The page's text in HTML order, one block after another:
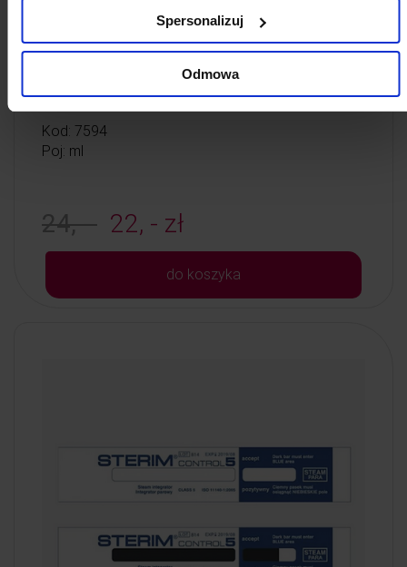
Spersonalizuj
Odmowa
Torebki do sterylizacji
Wymiary 90 x 230mm opakowanie 200 szt.
Przeznaczone do sterylizacji w autoklawie parą
wodną oraz tlenkiem etylenu.
Kod: 7594
Poj: ml
24, - 22, - zł
do koszyka